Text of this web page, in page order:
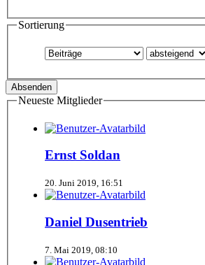
Sortierung
Neueste Mitglieder
Ernst Soldan
20. Juni 2019, 16:51
Daniel Dusentrieb
7. Mai 2019, 08:10